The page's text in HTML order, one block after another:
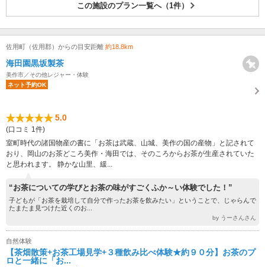
この施設のプラン一覧へ（1件）
佐用町（佐用郡）からの目安距離 約18.8km
海田園黒坂製茶
美作市／その他レジャー・体験
ネット予約OK
5.0
(口コミ 1件)
室町時代の諸国物産の書に「お茶は武蔵、山城、美作の国の産物」と記されて
おり、岡山のお茶どころ美作・海田では、そのころからお茶が生産されていた
と思われます。 静かな山里、緩...
“お茶についての学びとお茶の味がすごくふか～い体験でした！”
子どもが「お茶を栽培して自分で作ったお茶を飲みたい」ということで、じゃらんで
たまたま見つけた近くのお...
by うーさんさん
自然体験
【茶畑散策+お茶工場見学+３種飲み比べ体験★約９０分】お茶のプ
ロと一緒に「お...